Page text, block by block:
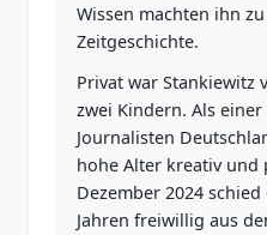
Wissen machten ihn
Zeitgeschichte.
Privat war Stankiewitz
zwei Kindern. Als
Journalisten
hohe Alter kreativ und
Dezember 2024
Jahren freiwillig aus